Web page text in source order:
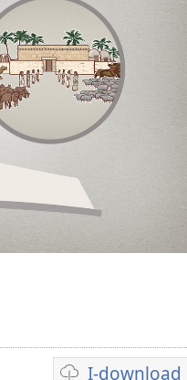
I-download